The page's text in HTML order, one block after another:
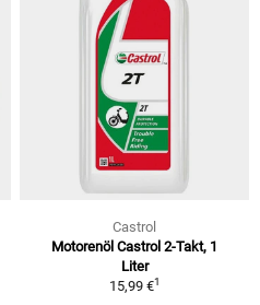
Castrol
Motorenöl Castrol 2-Takt, 1
Liter
15,99 €1